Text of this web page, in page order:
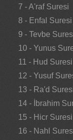
7 - A'raf Suresi
8 - Enfal Suresi
9 - Tevbe
10 - Yunus
11 - Hud Suresi
12 - Yusuf
13 - Ra'd
14 - İbrahim
15 - Hicr Suresi
16 - Nahl